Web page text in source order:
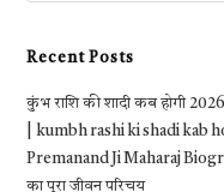
Recent Posts
कुंभ राशि की शादी कब होगी
| kumbh rashi ki shadi kab
Premanand Ji Maharaj
का पूरा जीवन परिचय